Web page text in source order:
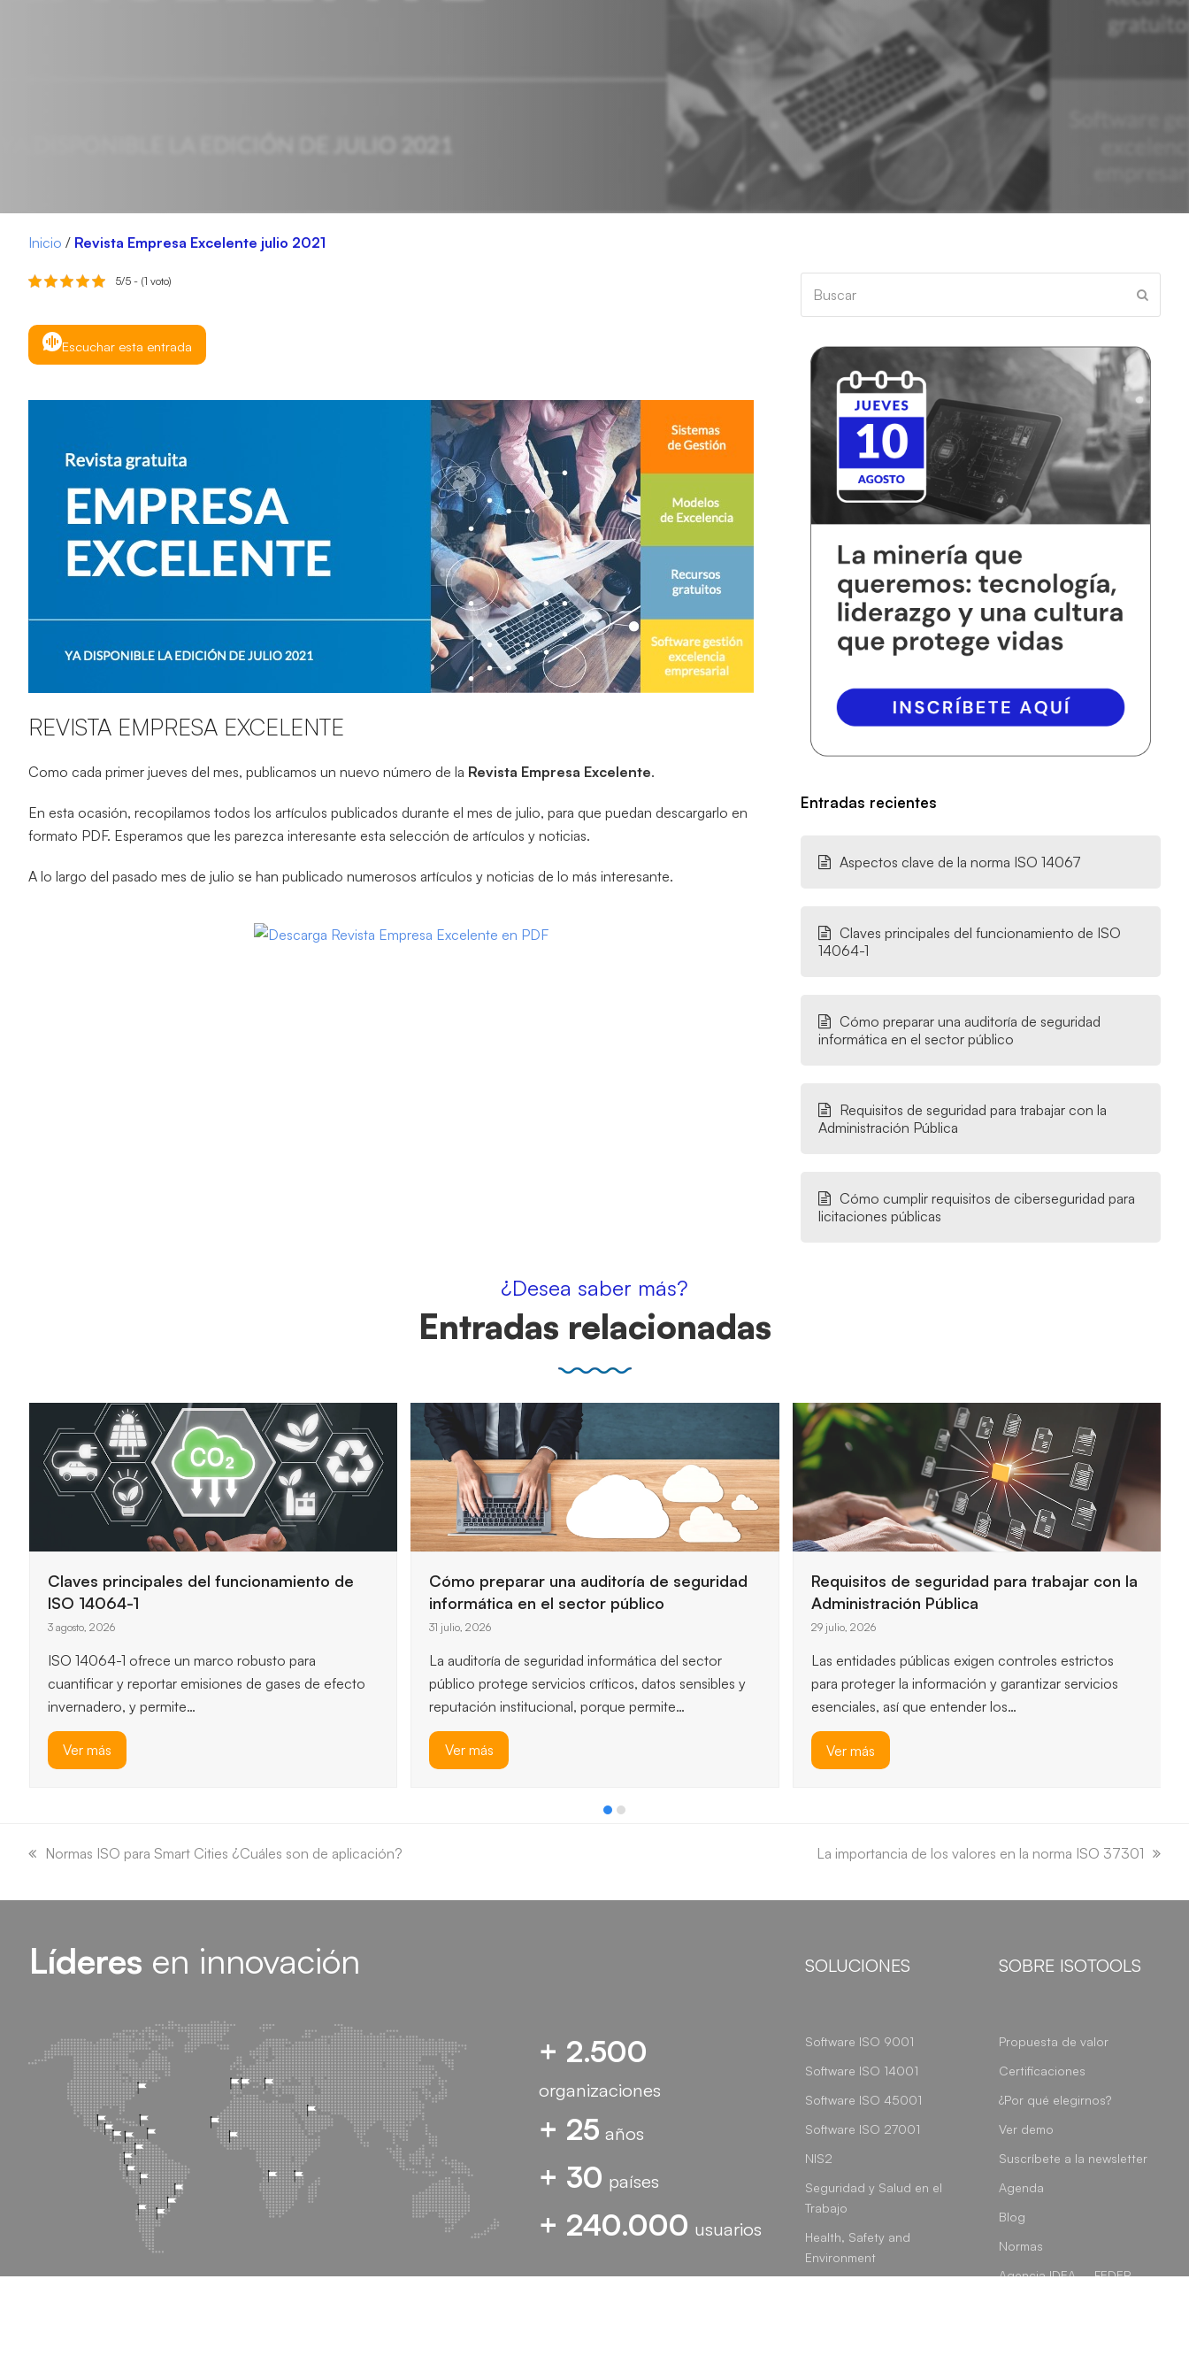
Inicio / Revista Empresa Excelente julio 2021
5/5 - (1 voto)
Escuchar esta entrada
REVISTA EMPRESA EXCELENTE
Como cada primer jueves del mes, publicamos un nuevo número de la Revista Empresa Excelente.
En esta ocasión, recopilamos todos los artículos publicados durante el mes de julio, para que puedan descargarlo en
formato PDF. Esperamos que les parezca interesante esta selección de artículos y noticias.
A lo largo del pasado mes de julio se han publicado numerosos artículos y noticias de lo más interesante.
Entradas recientes
Aspectos clave de la norma ISO 14067
Claves principales del funcionamiento de ISO
14064-1
Cómo preparar una auditoría de seguridad
informática en el sector público
Requisitos de seguridad para trabajar con la
Administración Pública
Cómo cumplir requisitos de ciberseguridad para
licitaciones públicas
¿Desea saber más?
Entradas relacionadas
Claves principales del funcionamiento de
ISO 14064-1
3 agosto, 2026
ISO 14064-1 ofrece un marco robusto para
cuantificar y reportar emisiones de gases de efecto
invernadero, y permite…
Ver más
Cómo preparar una auditoría de seguridad
informática en el sector público
31 julio, 2026
La auditoría de seguridad informática del sector
público protege servicios críticos, datos sensibles y
reputación institucional, porque permite…
Ver más
Requisitos de seguridad para trabajar con la
Administración Pública
29 julio, 2026
Las entidades públicas exigen controles estrictos
para proteger la información y garantizar servicios
esenciales, así que entender los…
Ver más
previous
Normas ISO para Smart Cities ¿Cuáles son de aplicación?
next
La importancia de los valores en la norma ISO 37301
Líderes en innovación
+ 2.500
organizaciones
+ 25 años
+ 30 países
+ 240.000 usuarios
SOLUCIONES
Software ISO 9001
Software ISO 14001
Software ISO 45001
Software ISO 27001
NIS2
Seguridad y Salud en el
Trabajo
Health, Safety and
Environment
SOBRE ISOTOOLS
Propuesta de valor
Certificaciones
¿Por qué elegirnos?
Ver demo
Suscríbete a la newsletter
Agenda
Blog
Normas
Agencia IDEA – FEDER